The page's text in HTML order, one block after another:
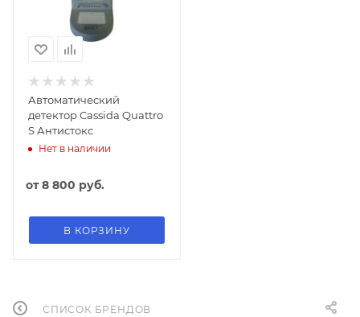
Автоматический
детектор Cassida Quattro
S Антистокс
Нет в наличии
от8 800 руб.
В КОРЗИНУ
СПИСОК БРЕНДОВ